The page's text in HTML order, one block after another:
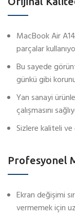
MacBook Air
parçalar
Bu sayede
günkü gibi
Yan sanayi
çalışmasını
Sizlere kaliteli
Profesyonel
Ekran değişimi
vermemek için